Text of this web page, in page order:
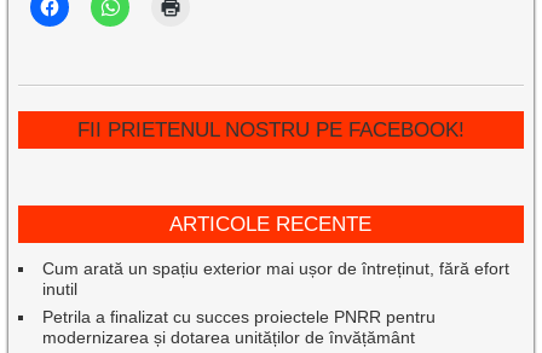
FII PRIETENUL NOSTRU PE FACEBOOK!
ARTICOLE RECENTE
Cum arată un spațiu exterior mai ușor de întreținut, fără efort
inutil
Petrila a finalizat cu succes proiectele PNRR pentru
modernizarea și dotarea unităților de învățământ